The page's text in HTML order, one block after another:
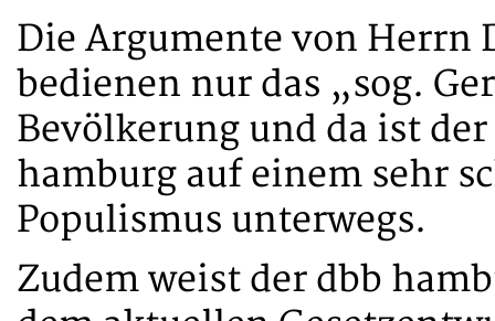
Die Argumente von Herrn
bedienen nur das „sog.
Bevölkerung und da ist
hamburg auf einem sehr
Populismus unterwegs.
Zudem weist der dbb